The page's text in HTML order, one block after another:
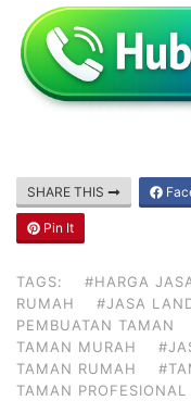
SHARE THIS
Pin It
TAGS: #HARGA
RUMAH
#JASA
PEMBUATAN TAMAN
TAMAN MURAH
TAMAN RUMAH
TAMAN PROFESIONAL